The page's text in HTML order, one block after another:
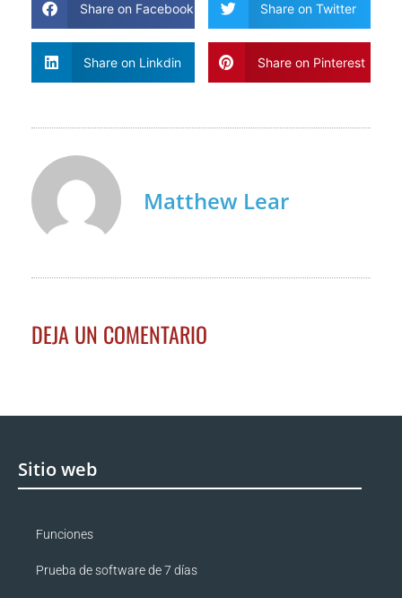
Share on Facebook Share on Twitter
Share on Linkdin Share on Pinterest
Matthew Lear
DEJA UN COMENTARIO
Sitio web
Funciones
Prueba de software de 7 días